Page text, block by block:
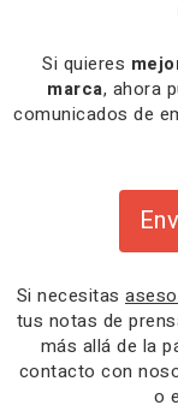
Si quieres
marca, ahora
comunicados de
Si necesitas
tus notas de
más allá de la
contacto con
o